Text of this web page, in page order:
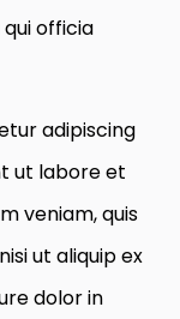
officia
adipiscing
ut labore et
veniam, quis
ut aliquip ex
dolor in